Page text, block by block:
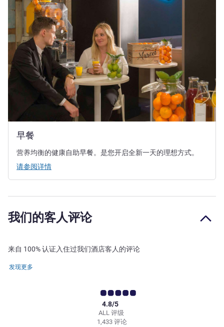
早餐
营养均衡的健康自助早餐。是您开启全新一天的理想方式。
请参阅详情
我们的客人评论
来自 100% 认证入住过我们酒店客人的评论
发现更多
ALL 评级
4.8/5
1,433 评论